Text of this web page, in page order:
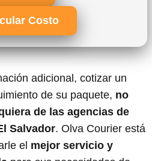
Costo
adicional, cotizar un
de su paquete, no
de las agencias de
Salvador. Olva Courier está
el mejor servicio y